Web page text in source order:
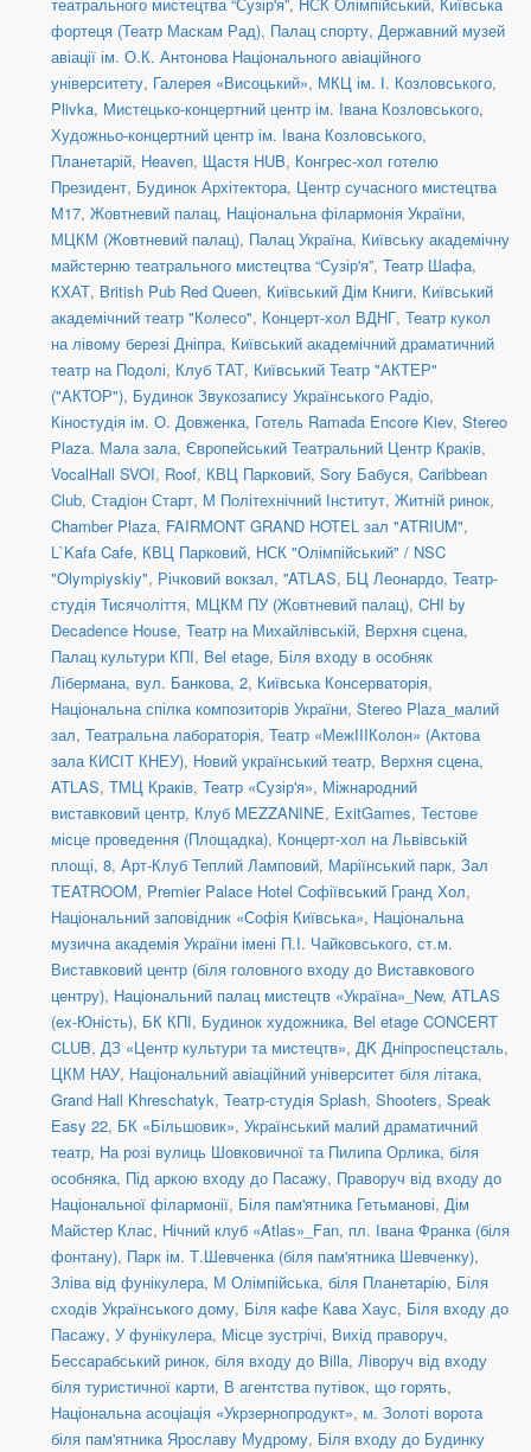
фортеця (Театр Маскам Рад), Палац спорту, Державний музей
авіації ім. О.К. Антонова Національного авіаційного
університету, Галерея «Висоцький», МКЦ ім. І. Козловського,
Plivka, Мистецько-концертний центр ім. Івана Козловського,
Художньо-концертний центр ім. Івана Козловського,
Планетарій, Heaven, Щастя HUB, Конгрес-хол готелю
Президент, Будинок Архітектора, Центр сучасного мистецтва
М17, Жовтневий палац, Національна філармонія України,
МЦКМ (Жовтневий палац), Палац Україна, Київську академічну
майстерню театрального мистецтва “Сузір'я”, Театр Шафа,
КХАТ, British Pub Red Queen, Київський Дім Книги, Київський
академічний театр "Колесо", Концерт-хол ВДНГ, Театр кукол
на лівому березі Дніпра, Київський академічний драматичний
театр на Подолі, Клуб ТАТ, Київський Театр "АКТЕР"
("АКТОР"), Будинок Звукозапису Українського Радіо,
Кіностудія ім. О. Довженка, Готель Ramada Encore Kiev, Stereo
Plaza. Мала зала, Європейський Театральний Центр Краків,
VocalHall SVOI, Roof, КВЦ Парковий, Sory Бабуся, Caribbean
Club, Стадіон Старт, М Політехнічний Інститут, Житній ринок,
Chamber Plaza, FAIRMONT GRAND HOTEL зал "ATRIUM",
L`Kafa Cafe, КВЦ Парковий, НСК "Олімпійський" / NSC
"Olympiyskiy", Річковий вокзал, ''ATLAS, БЦ Леонардо, Театр-
студія Тисячоліття, МЦКМ ПУ (Жовтневий палац), CHI by
Decadence House, Театр на Михайлівській, Верхня сцена,
Палац культури КПІ, Bel etage, Біля входу в особняк
Лібермана, вул. Банкова, 2, Київська Консерваторія,
Національна спілка композиторів України, Stereo Plaza_малий
зал, Театральна лабораторія, Театр «МежIIIКолон» (Актова
зала КИСІТ КНЕУ), Новий український театр, Верхня сцена,
ATLAS, ТМЦ Краків, Театр «Сузір'я», Міжнародний
виставковий центр, Клуб MEZZANINE, ExitGames, Тестове
місце проведення (Площадка), Концерт-хол на Львівській
площі, 8, Арт-Клуб Теплий Ламповий, Маріїнський парк, Зал
TEATROOM, Premier Palace Hotel Софіївський Гранд Хол,
Національний заповідник «Софія Київська», Національна
музична академія України імені П.І. Чайковського, ст.м.
Виставковий центр (біля головного входу до Виставкового
центру), Національний палац мистецтв «Україна»_New, ATLAS
(ex-Юність), БК КПІ, Будинок художника, Bel etage CONCERT
CLUB, ДЗ «Центр культури та мистецтв», ДK Дніпроспецсталь,
ЦКМ НАУ, Національний авіаційний університет біля літака,
Grand Hall Khreschatyk, Театр-студія Splash, Shooters, Speak
Easy 22, БК «Більшовик», Український малий драматичний
театр, На розі вулиць Шовковичної та Пилипа Орлика, біля
особняка, Під аркою входу до Пасажу, Праворуч від входу до
Національної філармонії, Біля пам'ятника Гетьманові, Дім
Майстер Клас, Нічний клуб «Atlas»_Fan, пл. Івана Франка (біля
фонтану), Парк ім. Т.Шевченка (біля пам'ятника Шевченку),
Зліва від фунікулера, М Олімпійська, біля Планетарію, Біля
сходів Українського дому, Біля кафе Кава Хаус, Біля входу до
Пасажу, У фунікулера, Місце зустрічі, Вихід праворуч,
Бессарабський ринок, біля входу до Billa, Ліворуч від входу
біля туристичної карти, В агентства путівок, що горять,
Національна асоціація «Укрзернопродукт», м. Золоті ворота
біля пам'ятника Ярославу Мудрому, Біля входу до Будинку